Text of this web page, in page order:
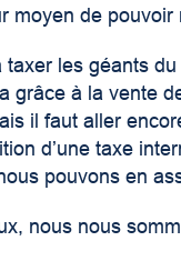
moyen de pouvoir
les géants
grâce à la vente
il faut aller
d’une taxe
pouvons en
nous nous